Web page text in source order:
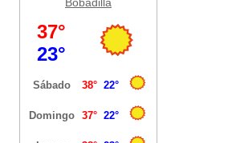
Bobadilla